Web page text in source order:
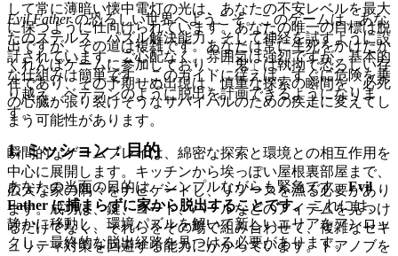
して常に薄暗い懐中電灯の光は、あなたの不安レベルを最大
に保つように仕向けられています。あなたの唯一の目標は脱
出ですが、その道は複雑です。あなたは常に生死をかけたか
くれんぼゲームに参加しており、「鬼」は執拗で恐ろしい存
在であり、その予期せぬ出現は、慎重な探索の瞬間を、必死
の心臓が張り裂けそうなサバイバルのための疾走に変えてし
まう可能性があります。
瞬間的なゲームプレイは、綿密な探索と環境との相互作用を
中心に展開します。キッチンから埃っぽい屋根裏部屋まで、
広大な家の隅々をナビゲートし、リソースを漁る必要があり
ます。成功は、鍵、コード、バールなどのアイテムを見つけ
るだけでなく、それらをその場で組み合わせて、複雑なセキ
ュリティ対策を回避する能力にかかっています。ドアノブを
Evil Fatherの恐ろしい世界へようこそ。このゲームは、あな
たのステルス、パズル解決能力、そして神経を試すように設
計されています。ご心配なく。雰囲気は強烈ですが、基本的
な仕組みは簡単です。このガイドに従えば、すぐに危険を乗
り越え、ベテランのように脱出を計画できるようになりま
す。
1. ミッション：目的
あなたの当面の目的は、シンプルながらも緊急です。Evil
Father に捕まらずに家から脱出することです。これには、
静かに移動し、環境パズルを解いて新しいエリアをアンロッ
クし、最終的な脱出経路を見つける必要があります。